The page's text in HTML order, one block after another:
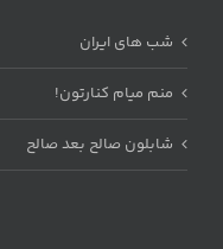
شب های ایران
منم میام کنارتون!
شابلون صالح بعد صالح